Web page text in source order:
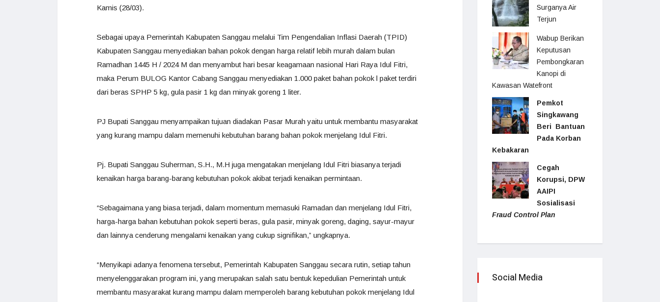
Kamis (28/03).
Sebagai upaya Pemerintah Kabupaten Sanggau melalui Tim Pengendalian Inflasi Daerah (TPID)
Kabupaten Sanggau menyediakan bahan pokok dengan harga relatif lebih murah dalam bulan
Ramadhan 1445 H / 2024 M dan menyambut hari besar keagamaan nasional Hari Raya Idul Fitri,
maka Perum BULOG Kantor Cabang Sanggau menyediakan 1.000 paket bahan pokok l paket terdiri
dari beras SPHP 5 kg, gula pasir 1 kg dan minyak goreng 1 liter.
PJ Bupati Sanggau menyampaikan tujuan diadakan Pasar Murah yaitu untuk membantu masyarakat
yang kurang mampu dalam memenuhi kebutuhan barang bahan pokok menjelang Idul Fitri.
Pj. Bupati Sanggau Suherman, S.H., M.H juga mengatakan menjelang Idul Fitri biasanya terjadi
kenaikan harga barang-barang kebutuhan pokok akibat terjadi kenaikan permintaan.
“Sebagaimana yang biasa terjadi, dalam momentum memasuki Ramadan dan menjelang Idul Fitri,
harga-harga bahan kebutuhan pokok seperti beras, gula pasir, minyak goreng, daging, sayur-mayur
dan lainnya cenderung mengalami kenaikan yang cukup signifikan,” ungkapnya.
“Menyikapi adanya fenomena tersebut, Pemerintah Kabupaten Sanggau secara rutin, setiap tahun
menyelenggarakan program ini, yang merupakan salah satu bentuk kepedulian Pemerintah untuk
membantu masyarakat kurang mampu dalam memperoleh barang kebutuhan pokok menjelang Idul
Surganya Air
Terjun
Wabup Berikan
Keputusan
Pembongkaran
Kanopi di
Kawasan Watefront
Pemkot
Singkawang
Beri Bantuan
Pada Korban
Kebakaran
Cegah
Korupsi, DPW
AAIPI
Sosialisasi
Fraud Control Plan
Social Media